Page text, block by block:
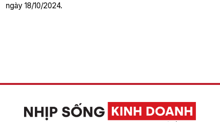
ngày 18/10/2024.